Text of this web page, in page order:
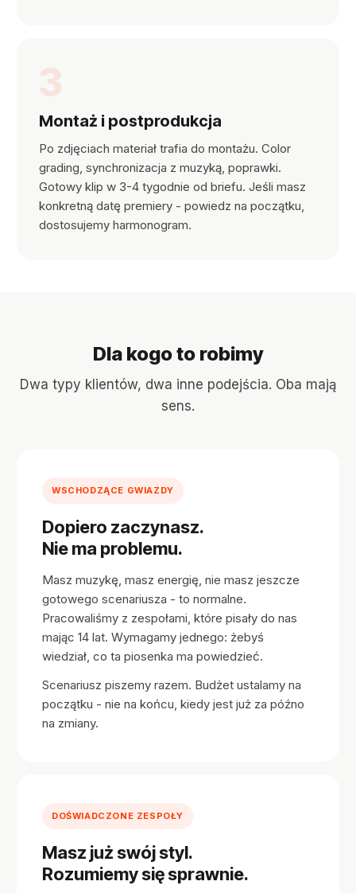
3
Montaż i postprodukcja
Po zdjęciach materiał trafia do montażu. Color
grading, synchronizacja z muzyką, poprawki.
Gotowy klip w 3-4 tygodnie od briefu. Jeśli masz
konkretną datę premiery - powiedz na początku,
dostosujemy harmonogram.
Dla kogo to robimy
Dwa typy klientów, dwa inne podejścia. Oba mają
sens.
WSCHODZĄCE GWIAZDY
Dopiero zaczynasz.
Nie ma problemu.
Masz muzykę, masz energię, nie masz jeszcze
gotowego scenariusza - to normalne.
Pracowaliśmy z zespołami, które pisały do nas
mając 14 lat. Wymagamy jednego: żebyś
wiedział, co ta piosenka ma powiedzieć.
Scenariusz piszemy razem. Budżet ustalamy na
początku - nie na końcu, kiedy jest już za późno
na zmiany.
DOŚWIADCZONE ZESPOŁY
Masz już swój styl.
Rozumiemy się sprawnie.